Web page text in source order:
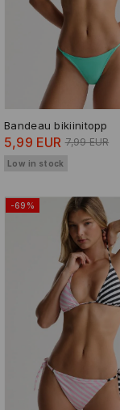
Bandeau bikiinitopp
5,99 EUR 7,99 EUR
Low in stock
-69%